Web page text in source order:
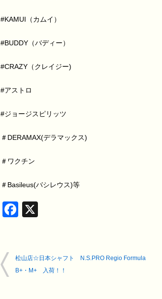
#KAMUI（カムイ）
#BUDDY（バディー）
#CRAZY（クレイジー)
#アストロ
#ジョージスピリッツ
＃DERAMAX(デラマックス)
＃ワクチン
＃Basileus(バシレウス)等
Facebook
松山店☆日本シャフト N.S.PRO Regio Formula
B+・M+ 入荷！！